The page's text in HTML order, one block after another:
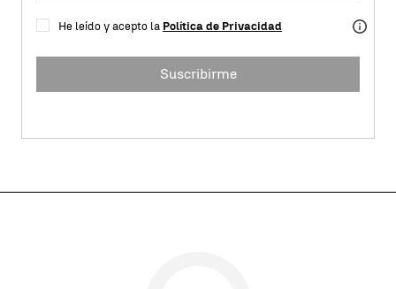
He leído y acepto la Política de Privacidad
Suscribirme